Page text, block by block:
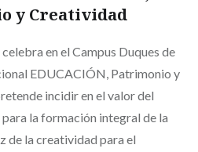
y Creatividad
en el Campus Duques de
EDUCACIÓN, Patrimonio y
incidir en el valor del
la formación integral de la
de la creatividad para el